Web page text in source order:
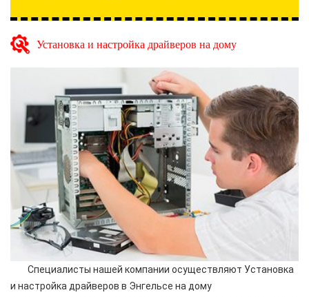
Установка и настройка драйверов на дому
Специалисты нашей компании осуществляют Установка
и настройка драйверов в Энгельсе на дому